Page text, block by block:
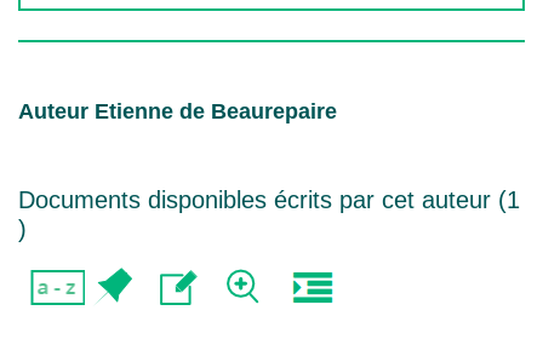
Auteur Etienne de Beaurepaire
Documents disponibles écrits par cet auteur (1
)